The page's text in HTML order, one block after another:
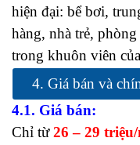
hiện đại: bể bơi,
hàng, nhà trẻ,
trong khuôn viên của
4. Giá bán và
4.1. Giá bán:
Chỉ từ26 – 29